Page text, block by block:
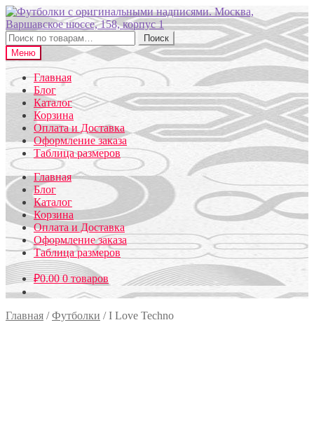
Перейти
к
навигации
Перейти
к
содержимому
Искать:
Поиск
Меню
Главная
Блог
Каталог
Корзина
Оплата и Доставка
Оформление заказа
Таблица размеров
Главная
Блог
Каталог
Корзина
Оплата и Доставка
Оформление заказа
Таблица размеров
₽0.00 0 товаров
Главная /Футболки /I Love Techno